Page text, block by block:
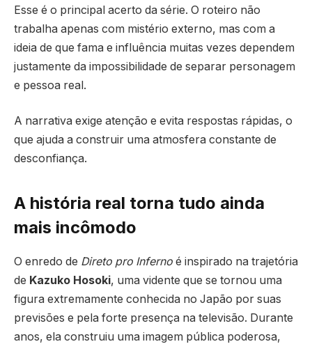
Esse é o principal acerto da série. O roteiro não
trabalha apenas com mistério externo, mas com a
ideia de que fama e influência muitas vezes dependem
justamente da impossibilidade de separar personagem
e pessoa real.
A narrativa exige atenção e evita respostas rápidas, o
que ajuda a construir uma atmosfera constante de
desconfiança.
A história real torna tudo ainda
mais incômodo
O enredo de Direto pro Inferno é inspirado na trajetória
de Kazuko Hosoki, uma vidente que se tornou uma
figura extremamente conhecida no Japão por suas
previsões e pela forte presença na televisão. Durante
anos, ela construiu uma imagem pública poderosa,